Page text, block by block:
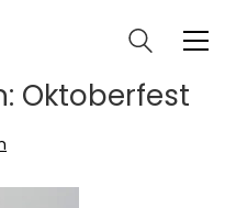
Oktoberfest